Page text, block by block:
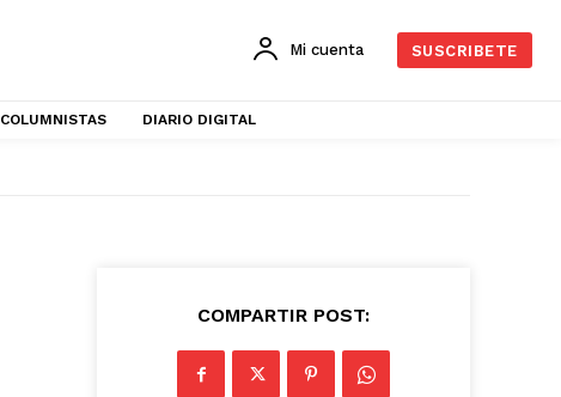
Mi cuenta SUSCRIBETE
COLUMNISTAS DIARIO DIGITAL
COMPARTIR POST: